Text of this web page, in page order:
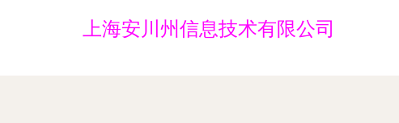
上海安川州信息技术有限公司